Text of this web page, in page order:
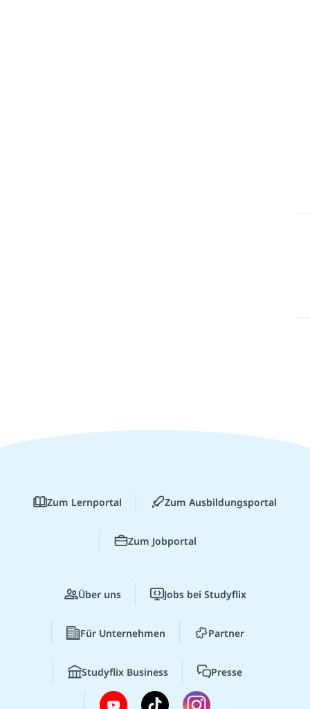
Zum Lernportal Zum Ausbildungsportal
Zum Jobportal
Über uns Jobs bei Studyflix
Für Unternehmen Partner
Studyflix Business Presse